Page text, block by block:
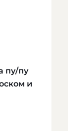
пу/пу
и